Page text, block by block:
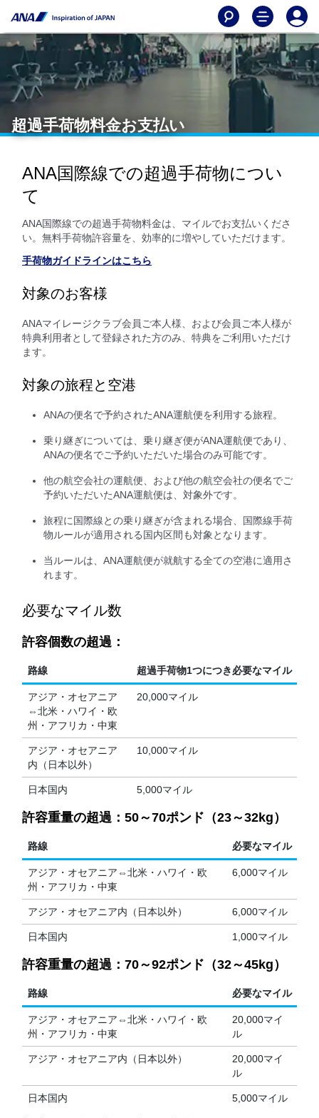
超過手荷物料金お支払い
ANA国際線での超過手荷物につい
て
ANA国際線での超過手荷物料金は、マイルでお支払いくださ
い。無料手荷物許容量を、効率的に増やしていただけます。
手荷物ガイドラインはこちら
対象のお客様
ANAマイレージクラブ会員ご本人様、および会員ご本人様が
特典利用者として登録された方のみ、特典をご利用いただけ
ます。
対象の旅程と空港
ANAの便名で予約されたANA運航便を利用する旅程。
乗り継ぎについては、乗り継ぎ便がANA運航便であり、
ANAの便名でご予約いただいた場合のみ可能です。
他の航空会社の運航便、および他の航空会社の便名でご
予約いただいたANA運航便は、対象外です。
旅程に国際線との乗り継ぎが含まれる場合、国際線手荷
物ルールが適用される国内区間も対象となります。
当ルールは、ANA運航便が就航する全ての空港に適用さ
れます。
必要なマイル数
許容個数の超過：
路線 超過手荷物1つにつき必要なマイル
アジア・オセアニア
⇔北米・ハワイ・欧
州・アフリカ・中東
20,000マイル
アジア・オセアニア
内（日本以外）
10,000マイル
日本国内 5,000マイル
許容重量の超過：50～70ポンド（23～32kg）
路線 必要なマイル
アジア・オセアニア⇔北米・ハワイ・欧
州・アフリカ・中東
6,000マイル
アジア・オセアニア内（日本以外） 6,000マイル
日本国内 1,000マイル
許容重量の超過：70～92ポンド（32～45kg）
路線 必要なマイル
アジア・オセアニア⇔北米・ハワイ・欧
州・アフリカ・中東
20,000マイ
ル
アジア・オセアニア内（日本以外）
20,000マイ
ル
日本国内 5,000マイル